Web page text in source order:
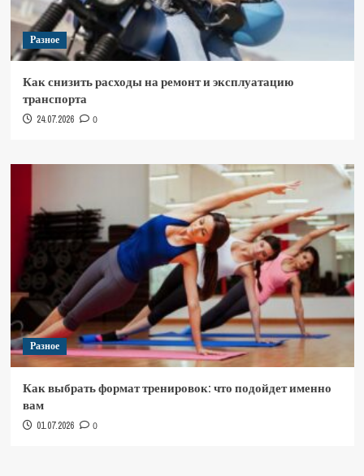
Разное
Как снизить расходы на ремонт и эксплуатацию
транспорта
24.07.2026 0
Разное
Как выбрать формат тренировок: что подойдет именно
вам
01.07.2026 0